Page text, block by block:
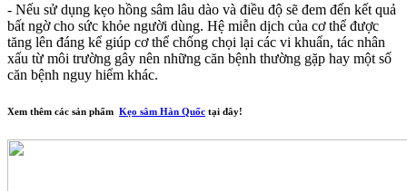
- Nếu sử dụng kẹo hồng sâm lâu dào và điều độ sẽ đem đến kết quả
bất ngờ cho sức khỏe người dùng. Hệ miễn dịch của cơ thể được
tăng lên đáng kể giúp cơ thể chống chọi lại các vi khuẩn, tác nhân
xấu từ môi trường gây nên những căn bệnh thường gặp hay một số
căn bệnh nguy hiểm khác.
Xem thêm các sản phẩm Kẹo sâm Hàn Quốc tại đây!